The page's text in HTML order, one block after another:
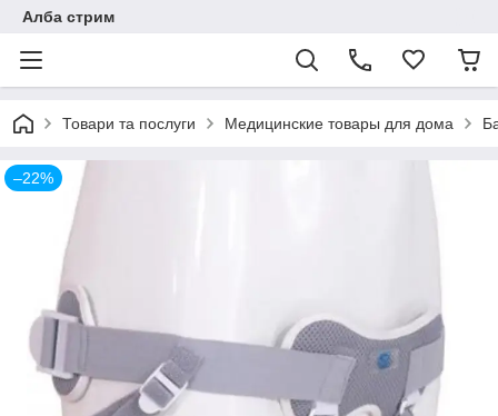
Алба стрим
Товари та послуги Медицинские товары для дома
–22%